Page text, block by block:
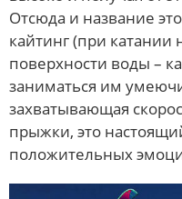
Отсюда и название
кайтинг (при катании
поверхности воды –
заниматься им
захватывающая
прыжки, это
положительных